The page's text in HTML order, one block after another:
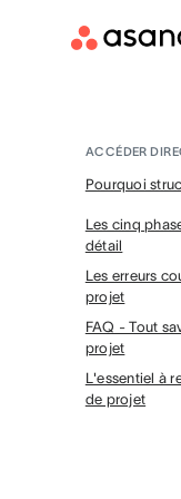
ACCÉDER
Pourquoi
Les cinq
détail
Les erreurs
projet
FAQ - Tout
projet
L'essentiel à
de projet